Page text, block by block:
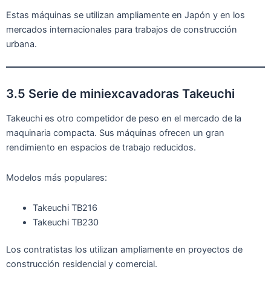
Estas máquinas se utilizan ampliamente en Japón y en los
mercados internacionales para trabajos de construcción
urbana.
3.5 Serie de miniexcavadoras Takeuchi
Takeuchi es otro competidor de peso en el mercado de la
maquinaria compacta. Sus máquinas ofrecen un gran
rendimiento en espacios de trabajo reducidos.
Modelos más populares:
Takeuchi TB216
Takeuchi TB230
Los contratistas los utilizan ampliamente en proyectos de
construcción residencial y comercial.